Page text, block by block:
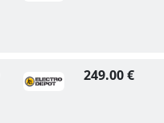
249.00 €